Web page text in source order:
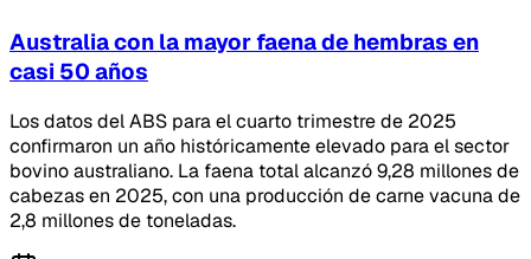
Australia con la mayor faena de hembras en
casi 50 años
Los datos del ABS para el cuarto trimestre de 2025
confirmaron un año históricamente elevado para el sector
bovino australiano. La faena total alcanzó 9,28 millones de
cabezas en 2025, con una producción de carne vacuna de
2,8 millones de toneladas.